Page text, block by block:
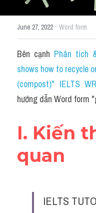
Idioms trái nghĩa
Antonym
Idiom
Grammar
Word form
Cách dùng từ
Đề thi thật Task 2
June 27, 2022 · Word form
Bên cạnh Phân tích
shows how to recycle
(compost)" IELTS
hướng dẫn Word form
I. Kiến
quan
IELTS